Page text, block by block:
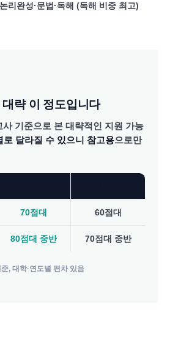
리완성·문법·독해 (독해 비중 최고)
략 이 정도입니다
기준으로 본 대략적인 지원 가능
로 달라질 수 있으니 참고용으로만
70점대 60점대
80점대 중반 70점대 중반
, 대학·연도별 편차 있음